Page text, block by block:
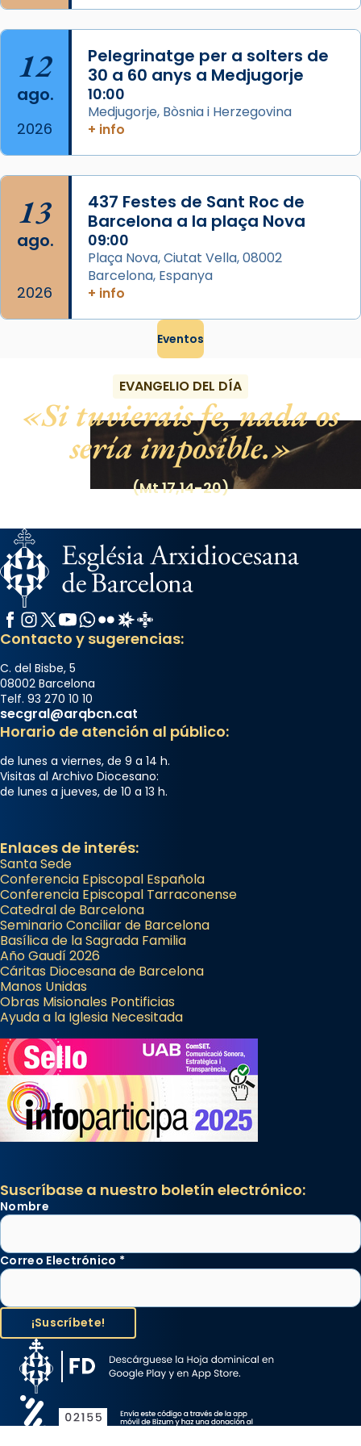
que les santes són filles de l’antiga Iluro.
Mataró en reivindicarà les relíq
Foto
View on Facebook ·
12
ago.
2026
Pelegrinatge per a solters de
30 a 60 anys a Medjugorje
10:00
Medjugorje, Bòsnia i Herzegovina
+ info
13
ago.
2026
437 Festes de Sant Roc de
Barcelona a la plaça Nova
09:00
Plaça Nova, Ciutat Vella, 08002
Barcelona, Espanya
+ info
Eventos
EVANGELIO DEL DÍA
Si tuvierais fe, nada os
sería imposible.
(Mt 17,14-20)
Facebook
Instagram
X / Twitter
YouTube
WhatsApp
FlickrRadio Estel
Catalunya Cristiana
Contacto y sugerencias:
C. del Bisbe, 5
08002 Barcelona
Telf. 93 270 10 10
secgral@arqbcn.cat
Horario de atención al público:
de lunes a viernes, de 9 a 14 h.
Visitas al Archivo Diocesano:
de lunes a jueves, de 10 a 13 h.
Enlaces de interés:
Santa Sede
Conferencia Episcopal Española
Conferencia Episcopal Tarraconense
Catedral de Barcelona
Seminario Conciliar de Barcelona
Basílica de la Sagrada Familia
Año Gaudí 2026
Cáritas Diocesana de Barcelona
Manos Unidas
Obras Misionales Pontificias
Ayuda a la Iglesia Necesitada
Suscríbase a nuestro boletín electrónico:
Nombre
Correo Electrónico *